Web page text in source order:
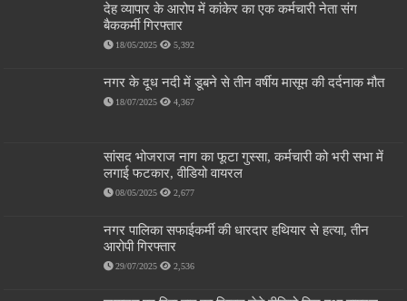
देह व्यापार के आरोप में कांकेर का एक कर्मचारी नेता संग
बैककर्मी गिरफ्तार
18/05/2025 5,392
नगर के दूध नदी में डूबने से तीन वर्षीय मासूम की दर्दनाक मौत
18/07/2025 4,367
सांसद भोजराज नाग का फूटा गुस्सा, कर्मचारी को भरी सभा में
लगाई फटकार, वीडियो वायरल
08/05/2025 2,677
नगर पालिका सफाईकर्मी की धारदार हथियार से हत्या, तीन
आरोपी गिरफ्तार
29/07/2025 2,536